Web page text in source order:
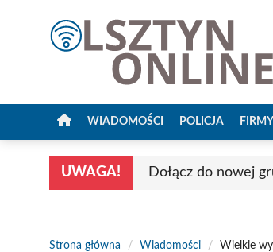
WIADOMOŚCI POLICJA FIRMY
UWAGA! Dołącz do nowej
Strona główna / Wiadomości / Wielkie